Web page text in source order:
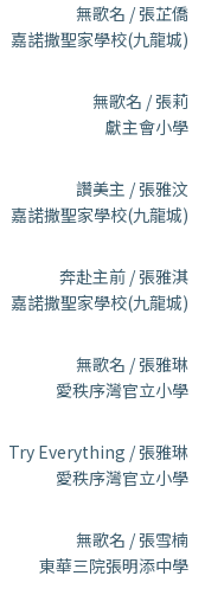
無歌名 / 張芷僑
嘉諾撒聖家學校(九龍城)
無歌名 / 張莉
獻主會小學
讚美主 / 張雅汶
嘉諾撒聖家學校(九龍城)
奔赴主前 / 張雅淇
嘉諾撒聖家學校(九龍城)
無歌名 / 張雅琳
愛秩序灣官立小學
Try Everything / 張雅琳
愛秩序灣官立小學
無歌名 / 張雪楠
東華三院張明添中學